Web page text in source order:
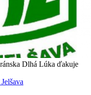
Dlhá Lúka ďakuje